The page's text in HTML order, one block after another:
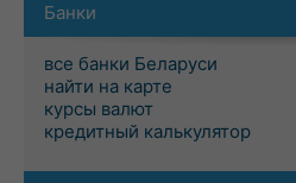
Банки
все банки Беларуси
найти на карте
курсы валют
кредитный калькулятор